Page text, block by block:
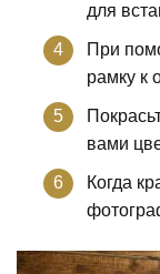
для
При
рамку к
вами
Когда